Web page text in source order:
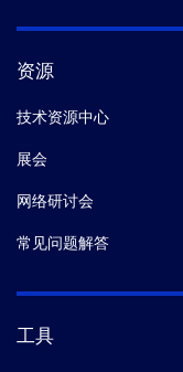
资源
技术资源中心
展会
网络研讨会
常见问题解答
工具